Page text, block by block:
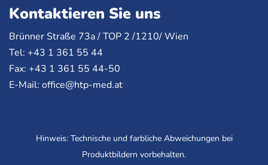
Kontaktieren Sie uns
Brünner Straße 73a /TOP 2 /1210/ Wien
Tel: +43 1 361 55 44
Fax: +43 1 361 55 44-50
E-Mail: office@htp-med.at
Hinweis: Technische und farbliche Abweichungen bei
Produktbildern vorbehalten.